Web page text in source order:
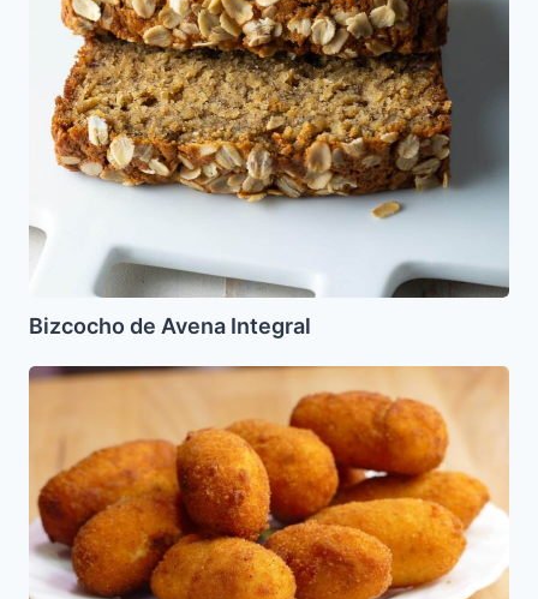
Bizcocho de Avena Integral
Croquetas
Porro
(Puerro)
para
Pesah